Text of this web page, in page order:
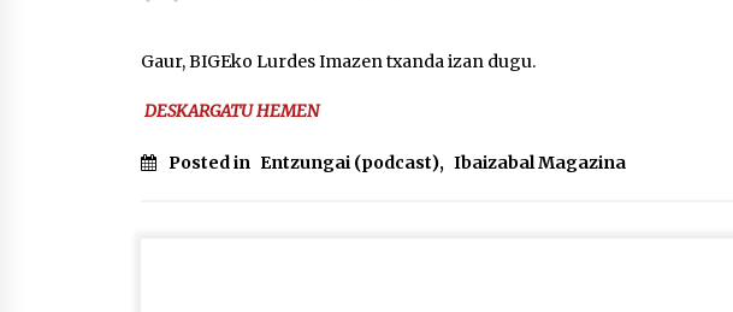
saioa
Gaur, BIGEko Lurdes Imazen txanda izan dugu.
DESKARGATU HEMEN
Posted in Entzungai (podcast), Ibaizabal Magazina